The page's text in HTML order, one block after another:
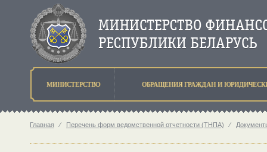
МИНИСТЕРСТВО ОБРАЩЕНИЯ ГРАЖДАН И
Главная ⁄ Перечень форм ведомственной отчетности (ТНПА) ⁄